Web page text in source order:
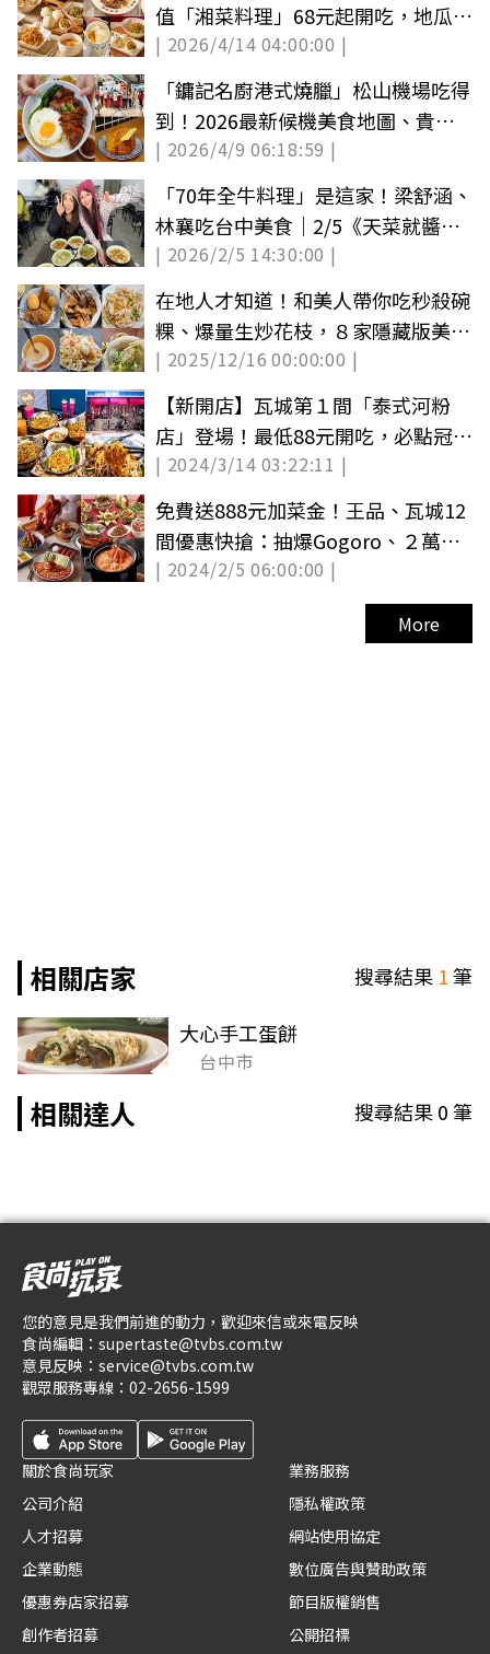
值「湘菜料理」68元起開吃，地瓜飯
吃到飽
| 2026/4/14 04:00:00 |
「鏞記名廚港式燒臘」松山機場吃得
到！2026最新候機美食地圖、貴賓
室食記公開
| 2026/4/9 06:18:59 |
「70年全牛料理」是這家！梁舒涵、
林襄吃台中美食｜2/5《天菜就醬
吃》店家資訊
| 2026/2/5 14:30:00 |
在地人才知道！和美人帶你吃秒殺碗
粿、爆量生炒花枝，８家隱藏版美食
推薦
| 2025/12/16 00:00:00 |
【新開店】瓦城第１間「泰式河粉
店」登場！最低88元開吃，必點冠軍
炒河粉
| 2024/3/14 03:22:11 |
免費送888元加菜金！王品、瓦城12
間優惠快搶：抽爆Gogoro、２萬元
餐券
| 2024/2/5 06:00:00 |
More
相關店家 搜尋結果 1筆
大心手工蛋餅
台中市
相關達人 搜尋結果0筆
您的意見是我們前進的動力，歡迎來信或來電反映
食尚編輯： supertaste@tvbs.com.tw
意見反映： service@tvbs.com.tw
觀眾服務專線： 02-2656-1599
關於食尚玩家
公司介紹
人才招募
企業動態
優惠券店家招募
創作者招募
業務服務
隱私權政策
網站使用協定
數位廣告與贊助政策
節目版權銷售
公開招標